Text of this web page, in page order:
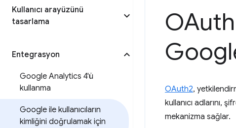
Kullanıcı arayüzünü
tasarlama
Entegrasyon
Google Analytics 4'ü
kullanma
Google ile kullanıcıların
kimliğini doğrulamak için
OAuth2,
kullanıcı adlarını,
mekanizma sağlar.